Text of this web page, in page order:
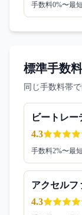
手数料0%〜最
標準手数
同じ手数料帯
ビートレー
4.3
手数料2%〜最
アクセルフ
4.3